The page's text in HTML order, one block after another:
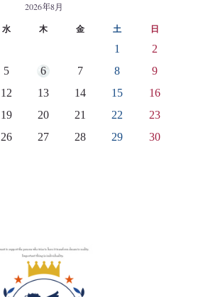
2026年8月
水 木 金 土
日
1
2
5 6 7 8
9
12 13 14 15
16
19 20 21 22
23
26 27 28 29
30